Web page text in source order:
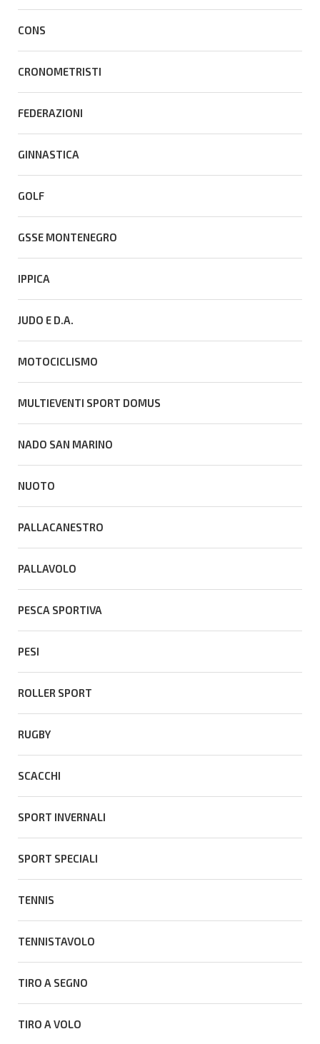
CONS
CRONOMETRISTI
FEDERAZIONI
GINNASTICA
GOLF
GSSE MONTENEGRO
IPPICA
JUDO E D.A.
MOTOCICLISMO
MULTIEVENTI SPORT DOMUS
NADO SAN MARINO
NUOTO
PALLACANESTRO
PALLAVOLO
PESCA SPORTIVA
PESI
ROLLER SPORT
RUGBY
SCACCHI
SPORT INVERNALI
SPORT SPECIALI
TENNIS
TENNISTAVOLO
TIRO A SEGNO
TIRO A VOLO